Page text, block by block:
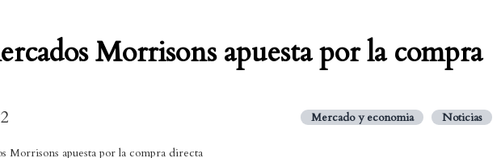
Morrisons apuesta por la compra
Mercado y economia Noticias